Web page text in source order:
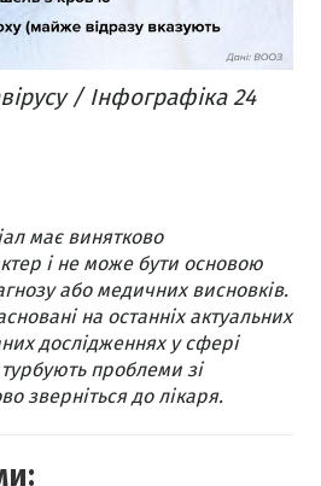
/ Інфографіка 24
має винятково
і не може бути основою
або медичних висновків.
на останніх актуальних
дослідженнях у сфері
проблеми зі
зверніться до лікаря.